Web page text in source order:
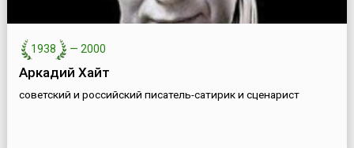
1938 — 2000
Аркадий Хайт
советский и российский писатель-сатирик и сценарист